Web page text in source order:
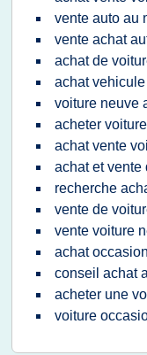
vente auto au
vente achat
achat de
achat
voiture neuve
acheter
achat vente
achat et vente
recherche
vente de
vente voiture
achat
conseil achat
acheter une
voiture